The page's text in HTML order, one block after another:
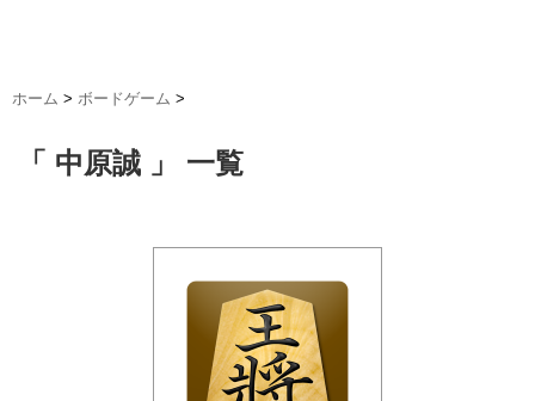
ホーム > ボードゲーム >
「 中原誠 」 一覧